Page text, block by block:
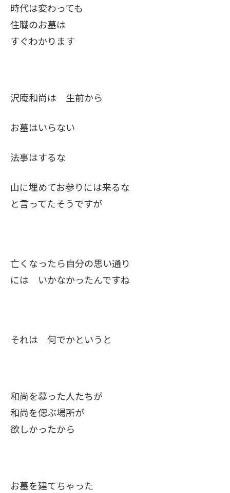
時代は変わっても
住職のお墓は
すぐわかります
沢庵和尚は 生前から
お墓はいらない
法事はするな
山に埋めてお参りには来るな
と言ってたそうですが
亡くなったら自分の思い通り
には いかなかったんですね
それは 何でかというと
和尚を慕った人たちが
和尚を偲ぶ場所が
欲しかったから
お墓を建てちゃった